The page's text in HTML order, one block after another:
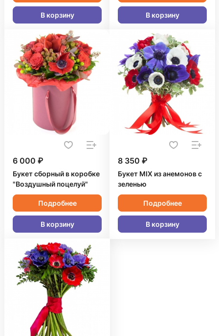
В корзину В корзину
6 000 ₽
Букет сборный в коробке
"Воздушный поцелуй"
Подробнее
В корзину
8 350 ₽
Букет MIX из анемонов с
зеленью
Подробнее
В корзину